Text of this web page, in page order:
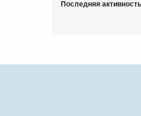
Последняя